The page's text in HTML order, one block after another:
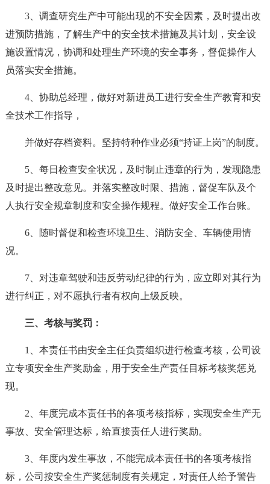
3、调查研究生产中可能出现的不安全因素，及时提出改
进预防措施，了解生产中的安全技术措施及其计划，安全设
施设置情况，协调和处理生产环境的安全事务，督促操作人
员落实安全措施。
4、协助总经理，做好对新进员工进行安全生产教育和安
全技术工作指导，
并做好存档资料。坚持特种作业必须“持证上岗”的制度。
5、每日检查安全状况，及时制止违章的行为，发现隐患
及时提出整改意见。并落实整改时限、措施，督促车队及个
人执行安全规章制度和安全操作规程。做好安全工作台账。
6、随时督促和检查环境卫生、消防安全、车辆使用情
况。
7、对违章驾驶和违反劳动纪律的行为，应立即对其行为
进行纠正，对不愿执行者有权向上级反映。
三、考核与奖罚：
1、本责任书由安全主任负责组织进行检查考核，公司设
立专项安全生产奖励金，用于安全生产责任目标考核奖惩兑
现。
2、年度完成本责任书的各项考核指标，实现安全生产无
事故、安全管理达标，给直接责任人进行奖励。
3、年度内发生事故，不能完成本责任书的各项考核指
标，公司按安全生产奖惩制度有关规定，对责任人给予警告